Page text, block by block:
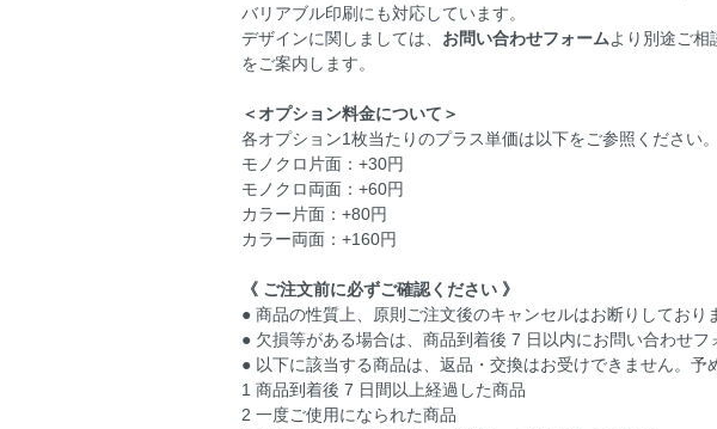
バリアブル印刷にも対応しています。
デザインに関しましては、 お問い合わせフォームより別途ご相
をご案内します。
＜オプション料金について＞
各オプション1枚当たりのプラス単価は以下をご参照ください。
モノクロ片面：+30円
モノクロ両面：+60円
カラー片面：+80円
カラー両面：+160円
《 ご注文前に必ずご確認ください 》
● 商品の性質上、原則ご注文後のキャンセルはお断りしており
● 欠損等がある場合は、商品到着後 7 日以内にお問い合わせフ
● 以下に該当する商品は、返品・交換はお受けできません。予
1 商品到着後 7 日間以上経過した商品
2 一度ご使用になられた商品